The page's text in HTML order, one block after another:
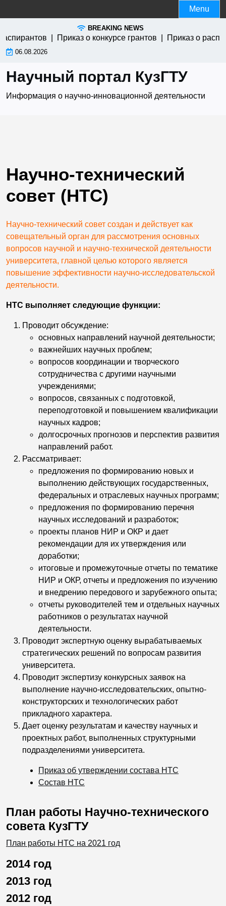
to
Menu
BREAKING NEWS
| Приказ о конкурсе грантов | Приказ о
06.08.2026
Научный портал КузГТУ
Информация о научно-инновационной деятельности
Научно-технический
совет (НТС)
Научно-технический совет создан и действует как
совещательный орган для рассмотрения основных
вопросов научной и научно-технической деятельности
университета, главной целью которого является
повышение эффективности научно-исследовательской
деятельности.
НТС выполняет следующие функции:
Проводит обсуждение:
основных направлений научной деятельности;
важнейших научных проблем;
вопросов координации и творческого
сотрудничества с другими научными
учреждениями;
вопросов, связанных с подготовкой,
переподготовкой и повышением квалификации
научных кадров;
долгосрочных прогнозов и перспектив развития
направлений работ.
Рассматривает:
предложения по формированию новых и
выполнению действующих государственных,
федеральных и отраслевых научных программ;
предложения по формированию перечня
научных исследований и разработок;
проекты планов НИР и ОКР и дает
рекомендации для их утверждения или
доработки;
итоговые и промежуточные отчеты по тематике
НИР и ОКР, отчеты и предложения по изучению
и внедрению передового и зарубежного опыта;
отчеты руководителей тем и отдельных научных
работников о результатах научной
деятельности.
Проводит экспертную оценку вырабатываемых
стратегических решений по вопросам развития
университета.
Проводит экспертизу конкурсных заявок на
выполнение научно-исследовательских, опытно-
конструкторских и технологических работ
прикладного характера.
Дает оценку результатам и качеству научных и
проектных работ, выполненных структурными
подразделениями университета.
Приказ об утверждении состава НТС
Состав НТС
План работы Научно-технического
совета КузГТУ
План работы НТС на 2021 год
2014 год
2013 год
2012 год